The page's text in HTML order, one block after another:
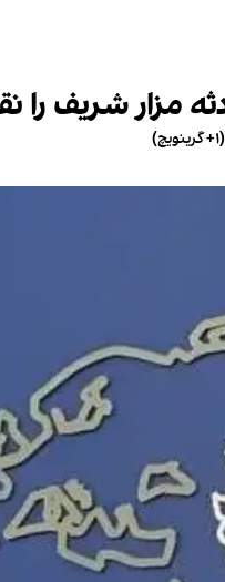
مزار شریف را